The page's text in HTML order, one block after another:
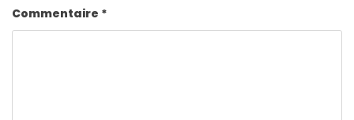
Commentaire *